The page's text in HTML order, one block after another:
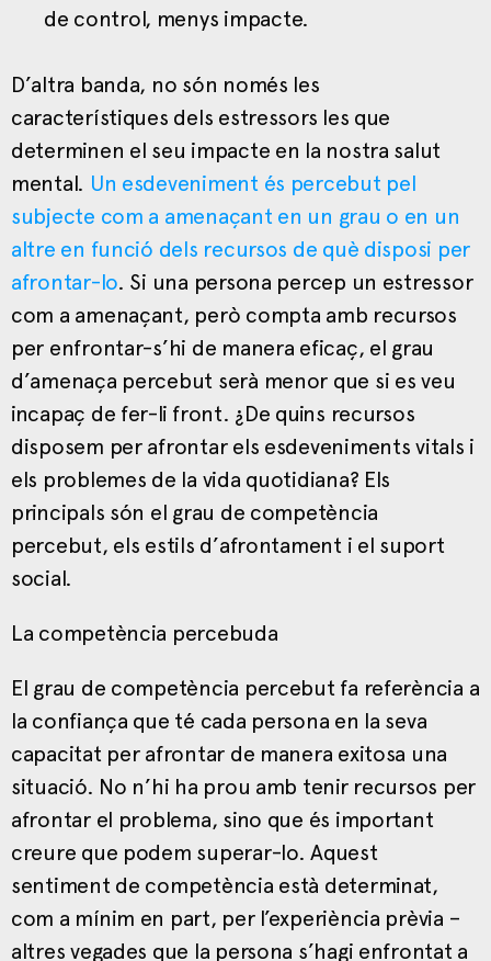
de control, menys impacte.
D’altra banda, no són només les
característiques dels estressors les que
determinen el seu impacte en la nostra salut
mental. Un esdeveniment és percebut pel
subjecte com a amenaçant en un grau o en un
altre en funció dels recursos de què disposi per
afrontar-lo. Si una persona percep un estressor
com a amenaçant, però compta amb recursos
per enfrontar-s’hi de manera eficaç, el grau
d’amenaça percebut serà menor que si es veu
incapaç de fer-li front. ¿De quins recursos
disposem per afrontar els esdeveniments vitals i
els problemes de la vida quotidiana? Els
principals són el grau de competència
percebut, els estils d’afrontament i el suport
social.
La competència percebuda
El grau de competència percebut fa referència a
la confiança que té cada persona en la seva
capacitat per afrontar de manera exitosa una
situació. No n’hi ha prou amb tenir recursos per
afrontar el problema, sino que és important
creure que podem superar-lo. Aquest
sentiment de competència està determinat,
com a mínim en part, per l’experiència prèvia –
altres vegades que la persona s’hagi enfrontat a